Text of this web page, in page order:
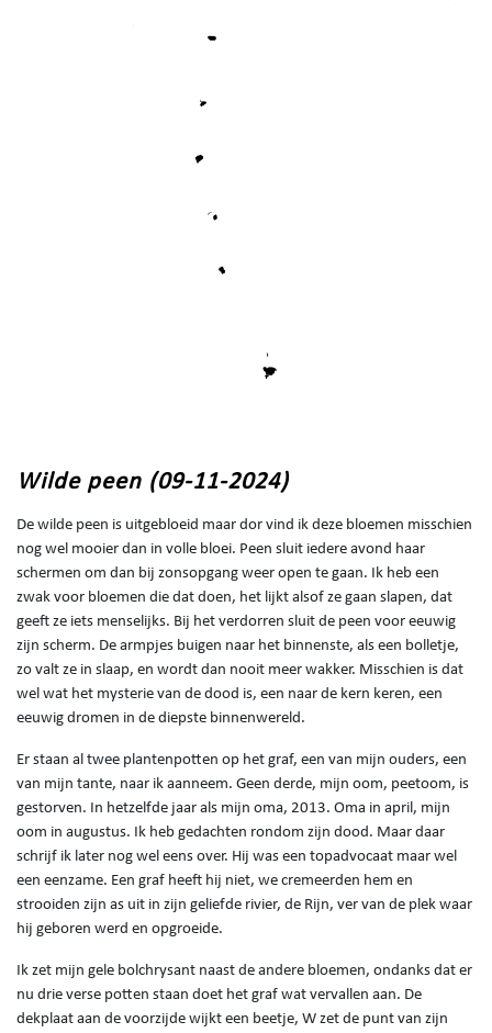
Wilde peen (09-11-2024)
De wilde peen is uitgebloeid maar dor vind ik deze bloemen misschien
nog wel mooier dan in volle bloei. Peen sluit iedere avond haar
schermen om dan bij zonsopgang weer open te gaan. Ik heb een
zwak voor bloemen die dat doen, het lijkt alsof ze gaan slapen, dat
geeft ze iets menselijks. Bij het verdorren sluit de peen voor eeuwig
zijn scherm. De armpjes buigen naar het binnenste, als een bolletje,
zo valt ze in slaap, en wordt dan nooit meer wakker. Misschien is dat
wel wat het mysterie van de dood is, een naar de kern keren, een
eeuwig dromen in de diepste binnenwereld.
Er staan al twee plantenpotten op het graf, een van mijn ouders, een
van mijn tante, naar ik aanneem. Geen derde, mijn oom, peetoom, is
gestorven. In hetzelfde jaar als mijn oma, 2013. Oma in april, mijn
oom in augustus. Ik heb gedachten rondom zijn dood. Maar daar
schrijf ik later nog wel eens over. Hij was een topadvocaat maar wel
een eenzame. Een graf heeft hij niet, we cremeerden hem en
strooiden zijn as uit in zijn geliefde rivier, de Rijn, ver van de plek waar
hij geboren werd en opgroeide.
Ik zet mijn gele bolchrysant naast de andere bloemen, ondanks dat er
nu drie verse potten staan doet het graf wat vervallen aan. De
dekplaat aan de voorzijde wijkt een beetje, W zet de punt van zijn